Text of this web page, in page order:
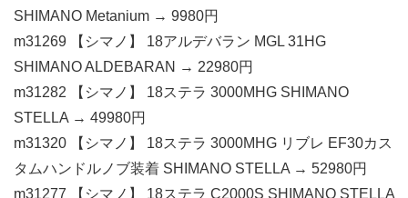
SHIMANO Metanium → 9980円
m31269 【シマノ】 18アルデバラン MGL 31HG
SHIMANO ALDEBARAN → 22980円
m31282 【シマノ】 18ステラ 3000MHG SHIMANO
STELLA → 49980円
m31320 【シマノ】 18ステラ 3000MHG リブレ EF30カス
タムハンドルノブ装着 SHIMANO STELLA → 52980円
m31277 【シマノ】 18ステラ C2000S SHIMANO STELLA